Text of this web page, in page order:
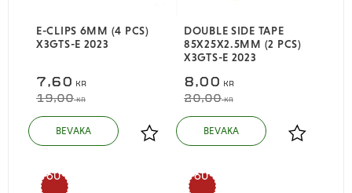
E-CLIPS 6MM (4 PCS)
X3GTS-E 2023
7,60 KR
19,00KR
Lägg till i favoriter
DOUBLE SIDE TAPE
85X25X2.5MM (2 PCS)
X3GTS-E 2023
8,00 KR
20,00KR
Lägg till i
60 60